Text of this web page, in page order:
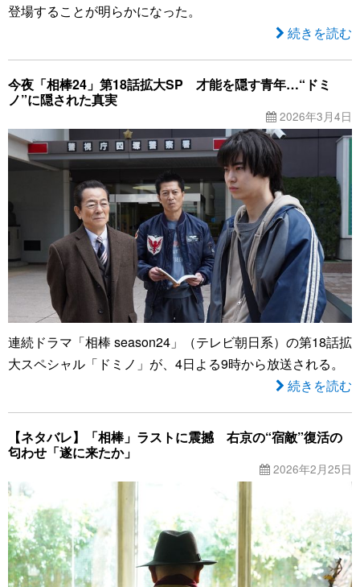
登場することが明らかになった。
続きを読む
今夜「相棒24」第18話拡大SP 才能を隠す青年…“ドミ
ノ”に隠された真実
2026年3月4日
連続ドラマ「相棒 season24」（テレビ朝日系）の第18話拡
大スペシャル「ドミノ」が、4日よる9時から放送される。
続きを読む
【ネタバレ】「相棒」ラストに震撼 右京の“宿敵”復活の
匂わせ「遂に来たか」
2026年2月25日